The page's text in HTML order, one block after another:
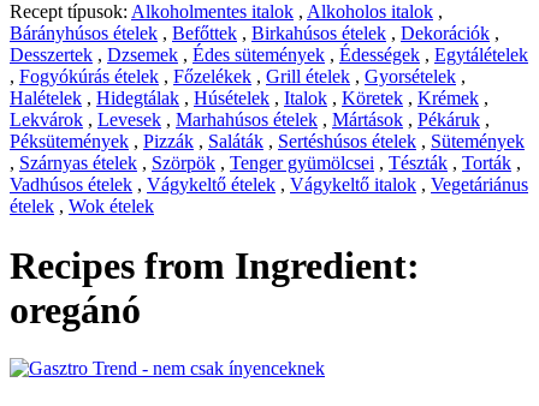
Recept típusok: Alkoholmentes italok , Alkoholos italok ,
Bárányhúsos ételek , Befőttek , Birkahúsos ételek , Dekorációk ,
Desszertek , Dzsemek , Édes sütemények , Édességek , Egytálételek
, Fogyókúrás ételek , Főzelékek , Grill ételek , Gyorsételek ,
Halételek , Hidegtálak , Húsételek , Italok , Köretek , Krémek ,
Lekvárok , Levesek , Marhahúsos ételek , Mártások , Pékáruk ,
Péksütemények , Pizzák , Saláták , Sertéshúsos ételek , Sütemények
, Szárnyas ételek , Szörpök , Tenger gyümölcsei , Tészták , Torták ,
Vadhúsos ételek , Vágykeltő ételek , Vágykeltő italok , Vegetáriánus
ételek , Wok ételek
Recipes from Ingredient:
oregánó